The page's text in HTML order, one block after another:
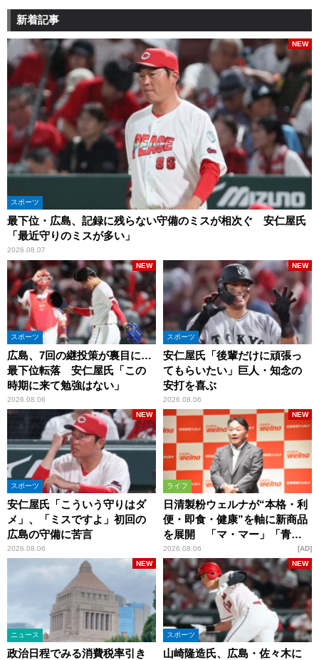
新着記事
スポーツ
最下位・広島、記録に残らない守備のミスが相次ぐ 安仁屋氏
「最近守りのミスが多い」
2026.08.07
NEW
スポーツ
広島、7回の継投策が裏目に…
最下位転落 安仁屋氏「この
時期に来て勉強はない」
2026.08.06
NEW
スポーツ
安仁屋氏「後輩だけに頑張っ
てもらいたい」巨人・知念の
安打を喜ぶ
2026.08.06
NEW
スポーツ
安仁屋氏「こういう守りはダ
メ」、「ミスですよ」初回の
広島の守備に苦言
2026.08.06
NEW
ライフ
日清製粉ウェルナが“本格・利
便・即食・健康”を軸に新商品
を展開 「マ・マー」「青の
洞窟」ブランドを強化
2026.08.06
NEW
AD
ニュース
政治日程でみる消費税率引き
NEW
スポーツ
山崎隆造氏、広島・佐々木に
NEW